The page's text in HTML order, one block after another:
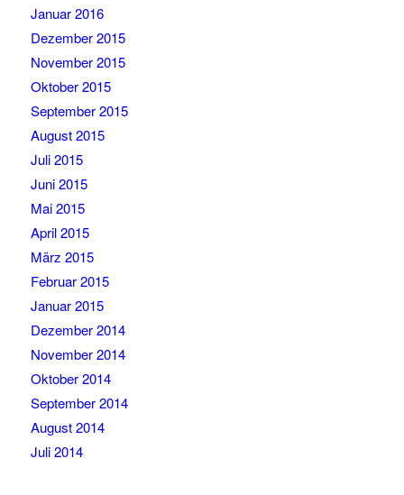
Januar 2016
Dezember 2015
November 2015
Oktober 2015
September 2015
August 2015
Juli 2015
Juni 2015
Mai 2015
April 2015
März 2015
Februar 2015
Januar 2015
Dezember 2014
November 2014
Oktober 2014
September 2014
August 2014
Juli 2014